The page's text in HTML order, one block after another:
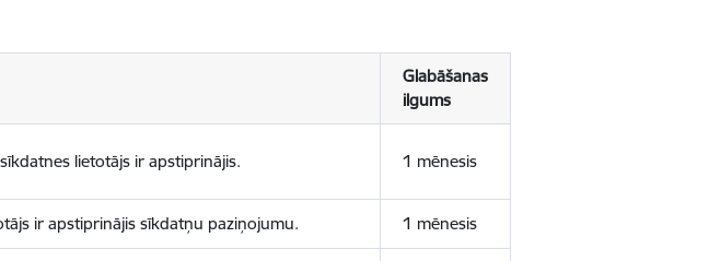
Glabāšanas
ilgums
lietotājs ir apstiprinājis. 1 mēnesis
ir apstiprinājis sīkdatņu paziņojumu. 1 mēnesis